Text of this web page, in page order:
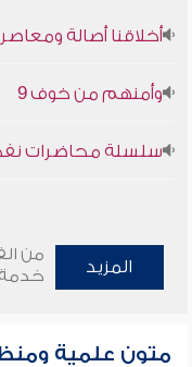
أخلاقنا أصالة
وأمنهم من خوف 9
سلسلة محاضرات نفحات
المزيد
من
خدمة
متون علمية